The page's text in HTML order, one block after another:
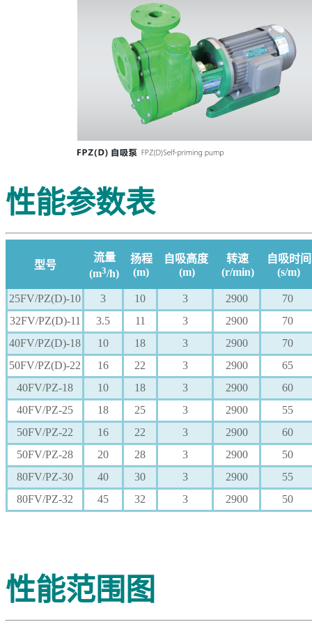
性能参数表
型号
流量
(m3/h)
扬程
(m)
自吸高度
(m)
转速
(r/min)
自吸时间
(s/m)
25FV/PZ(D)-10 3 10 3 2900
70
32FV/PZ(D)-11
3.5 11 3 2900
70
40FV/PZ(D)-18
10 18 3 2900
70
50FV/PZ(D)-22
16 22 3 2900
65
40FV/PZ-18
10 18 3 2900
60
40FV/PZ-25
18 25 3 2900
55
50FV/PZ-22
16 22 3 2900
60
50FV/PZ-28
20 28 3 2900
50
80FV/PZ-30
40 30 3 2900
55
80FV/PZ-32
45 32 3 2900 50
性能范围图